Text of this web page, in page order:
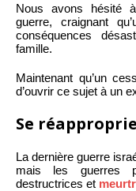
Nous avons hésité
guerre, craignant
conséquences
famille.
Maintenant qu’un
d’ouvrir ce sujet à un
Se
La dernière guerre
mais les guerres
destructrices et